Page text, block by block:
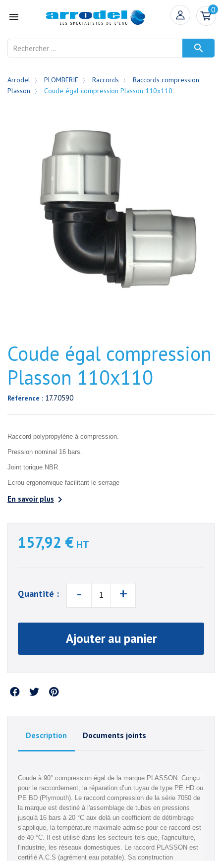

0

Arrodel PLOMBERIE Raccords
Raccords compression
Plasson
Coude égal compression Plasson 110x110
Coude égal compression
Plasson 110x110
Référence : 17.70590
Raccord polypropylène à compression.
Pression nominal 16 bars.
Joint torique NBR.
Ecrou ergonomique facilitant le serrage
En savoir plus 
157,92 € HT
Quantité : - +
Ajouter au panier
Partager
Description Documents joints
Coude à 90° compression égal de la marque PLASSON. Conçu
pour le raccordement, la réparation d’un tuyau de type PE HD ou
PE BD (Plymouth). Le raccord compression de la série 7050 de
la marque est destiné à l'assemblage de tubes en pressions
jusqu'à 16 bars à 20 °C aux delà un coefficient de détimbrage
s'applique, la température maximale admise pour ce raccord est
de 40 °C. Il est utilisé dans les secteurs tels que, l'agriculture,
l'industrie, les réseaux domestiques. Le raccord PLASSON est
certifié A.C.S (agrément eau potable). Sa construction